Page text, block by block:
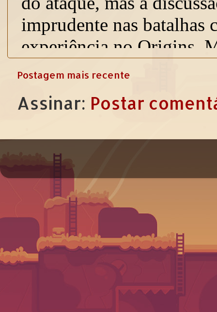
Postagem mais recente
Assinar: Postar